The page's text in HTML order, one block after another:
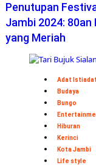
Penutupan
Jambi 2024:
yang Meriah
Adat Istiadat
Budaya
Bungo
Hiburan
Kerinci
Kota Jambi
Life style